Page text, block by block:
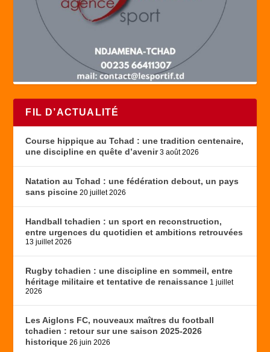
FIL D’ACTUALITÉ
Course hippique au Tchad : une tradition centenaire,
une discipline en quête d’avenir 3 août 2026
Natation au Tchad : une fédération debout, un pays
sans piscine 20 juillet 2026
Handball tchadien : un sport en reconstruction,
entre urgences du quotidien et ambitions retrouvées
13 juillet 2026
Rugby tchadien : une discipline en sommeil, entre
héritage militaire et tentative de renaissance 1 juillet
2026
Les Aiglons FC, nouveaux maîtres du football
tchadien : retour sur une saison 2025-2026
historique 26 juin 2026